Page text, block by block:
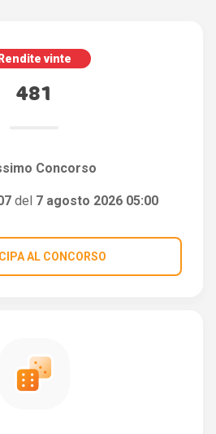
Rendite vinte
481
Concorso
del 7 agosto 2026 05:00
AL CONCORSO